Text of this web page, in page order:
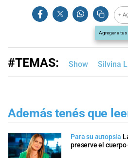
+
Agregar a
#TEMAS: Show Silvina
Además tenés que
Para su autopsia
preserve el